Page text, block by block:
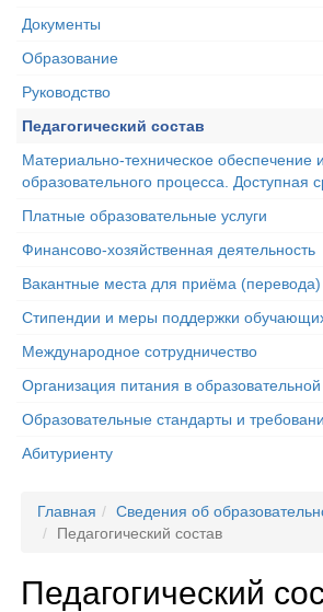
Документы
Образование
Руководство
Педагогический состав
Материально-техническое обеспечение
образовательного процесса. Доступная
Платные образовательные услуги
Финансово-хозяйственная деятельность
Вакантные места для приёма
Стипендии и меры поддержки
Международное сотрудничество
Организация питания в
Образовательные стандарты и
Абитуриенту
Главная
Сведения об
Педагогический состав
Педагогический